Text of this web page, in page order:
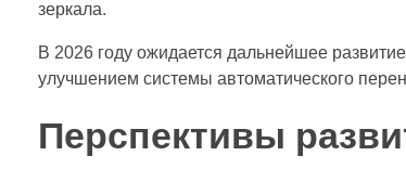
зеркала.
В 2026 году ожидается дальнейшее
улучшением системы автоматического
Перспективы